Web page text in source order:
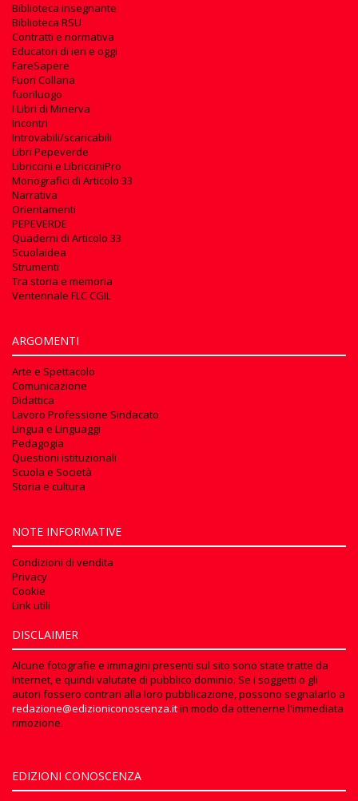
Biblioteca insegnante
Biblioteca RSU
Contratti e normativa
Educatori di ieri e oggi
FareSapere
Fuori Collana
fuoriluogo
I Libri di Minerva
Incontri
Introvabili/scaricabili
Libri Pepeverde
Libriccini e LibricciniPro
Monografici di Articolo 33
Narrativa
Orientamenti
PEPEVERDE
Quaderni di Articolo 33
Scuolaidea
Strumenti
Tra storia e memoria
Ventennale FLC CGIL
ARGOMENTI
Arte e Spettacolo
Comunicazione
Didattica
Lavoro Professione Sindacato
Lingua e Linguaggi
Pedagogia
Questioni istituzionali
Scuola e Società
Storia e cultura
NOTE INFORMATIVE
Condizioni di vendita
Privacy
Cookie
Link utili
DISCLAIMER
Alcune fotografie e immagini presenti sul sito sono state tratte da
Internet, e quindi valutate di pubblico dominio. Se i soggetti o gli
autori fossero contrari alla loro pubblicazione, possono segnalarlo a
redazione@edizioniconoscenza.itin modo da ottenerne l'immediata
rimozione.
EDIZIONI CONOSCENZA